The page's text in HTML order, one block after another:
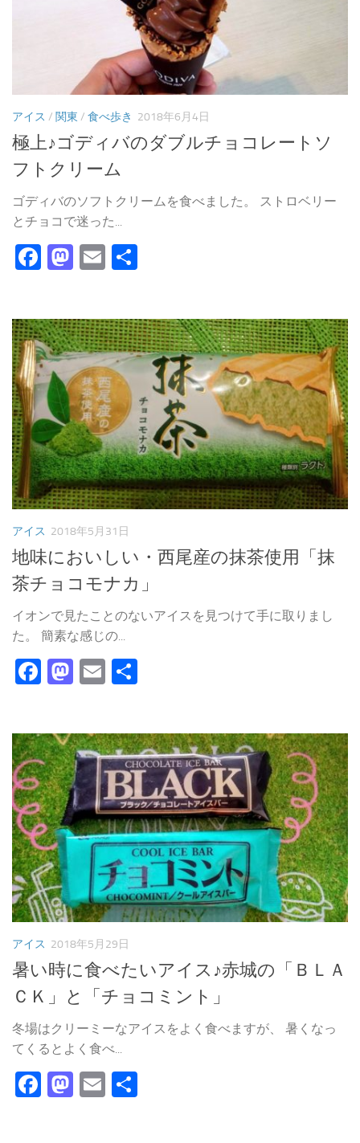
アイス / 関東 / 食べ歩き 2018年6月4日
極上♪ゴディバのダブルチョコレートソ
フトクリーム
ゴディバのソフトクリームを食べました。 ストロベリー
とチョコで迷った...
Facebook
Mastodon
Email
アイス 2018年5月31日
地味においしい・西尾産の抹茶使用「抹
茶チョコモナカ」
イオンで見たことのないアイスを見つけて手に取りまし
た。 簡素な感じの...
Facebook
Mastodon
Email
アイス 2018年5月29日
暑い時に食べたいアイス♪赤城の「ＢＬＡ
ＣＫ」と「チョコミント」
冬場はクリーミーなアイスをよく食べますが、 暑くなっ
てくるとよく食べ...
Facebook
Mastodon
Email